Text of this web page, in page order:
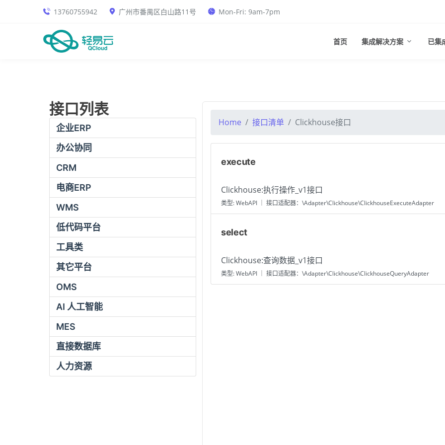
13760755942 广州市番禺区白山路11号 Mon-Fri: 9am-7pm
首页 集成解决方案 已集
接口列表
企业ERP
办公协同
CRM
电商ERP
WMS
低代码平台
工具类
其它平台
OMS
AI 人工智能
MES
直接数据库
人力资源
Home 接口清单 Clickhouse接口
execute
Clickhouse:执行操作_v1接口
类型: WebAPI ｜ 接口适配器：\Adapter\Clickhouse\ClickhouseExecuteAdapter
select
Clickhouse:查询数据_v1接口
类型: WebAPI ｜ 接口适配器：\Adapter\Clickhouse\ClickhouseQueryAdapter